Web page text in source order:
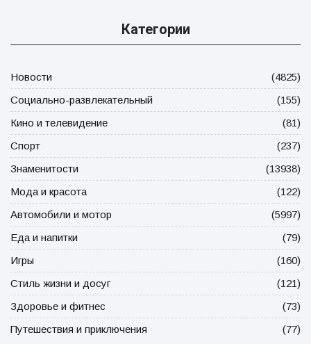
Категории
Новости
(4825)
Социально-развлекательный
(155)
Кино и телевидение
(81)
Спорт
(237)
Знаменитости
(13938)
Мода и красота
(122)
Автомобили и мотор
(5997)
Еда и напитки
(79)
Игры
(160)
Стиль жизни и досуг
(121)
Здоровье и фитнес
(73)
Путешествия и приключения
(77)